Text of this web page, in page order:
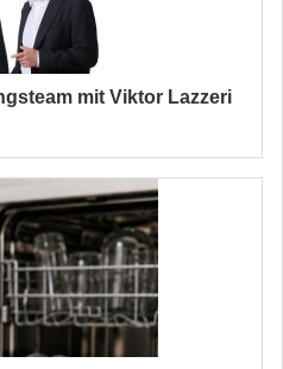
mit Viktor Lazzeri